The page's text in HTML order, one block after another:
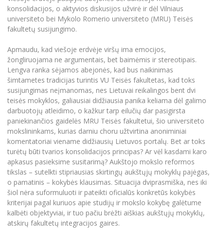
Universiteto teatras
MRU pop vokalinis ansamblis (vadovas Artūras
Novikas)
MRU merginų choras
Neformaliuoju ir (ar) savišvietos būdu įgytų
kompetencijų vertinimas ir pripažinimas
Studijų organizavimas
Erasmus+ mobilumas praktikoms (SMP)
Partnerystės
Azijos centras
Vilniaus Karaliaus Sedžiongo institutas
Frankofoniškų šalių studijų centras
Emocinė gerovė
Mokslo laboratorijos
Žmogaus, aplinkos ir technologijų (HET)
Doktorantūra
Projektai
Akademinė leidyba
Mokymų LAB
Mokslo naujienos
Kasmetiniai mokslo renginiai
Veiklos dokumentai
Akademinė etika
Darbas MRU
Universiteto simbolika
Atributika
Naujienos
Tarptautiškumas
Studentams
Studentams
Darbuotojams
Partnerystės
Darbuotojams
Partnerystės
Azijos centras
Darnus vystymasis
Privatumo politika
Negalia ir individualieji poreikiai
Viešai skelbiama informacija
Sūduvos akademija
Tinklalaidės
Bakalauro studijos
Vadovų MBA
Švietimo ir kultūros vadovų MPA
Teisės LL.M.
Papildomosios studijos
Pedagogų rengimas
Doktorantūros studijos
Profesinės bakalauro studijos
Personalo valdymo centras
Privačių interesų deklaravimas
Informacija naujiems darbuotojams
Studijų Moodle (studijų vykdymui)
Darbuotojų Moodle (kompetencijų tobulinimui)
Studijų tvarkaraštis
Informacinė sistema "Studijos"
konsolidacijos, o aktyvios diskusijos užvirė ir dėl Vilniaus
universiteto bei Mykolo Romerio universiteto (MRU) Teisės
fakultetų susijungimo.
Apmaudu, kad viešoje erdvėje viršų ima emocijos,
žongliruojama ne argumentais, bet baimėmis ir stereotipais.
Lengva ranka sėjamos abejonės, kad bus naikinimas
šimtametes tradicijas turintis VU Teisės fakultetas, kad toks
susijungimas neįmanomas, nes Lietuvai reikalingos bent dvi
teisės mokyklos, galiausiai didžiausia panika keliama dėl galimo
darbuotojų atleidimo, o kažkur tarp eilučių dar pasigirsta
paniekinančios gaidelės MRU Teisės fakultetui, šio universiteto
mokslininkams, kurias darniu choru užtvirtina anoniminiai
komentatoriai viename didžiausių Lietuvos portalų. Bet ar toks
turėtų būti tvarios konsolidacijos principas? Ar vėl kasdami karo
apkasus pasieksime susitarimą? Aukštojo mokslo reformos
tikslas – sutelkti stipriausias skirtingų aukštųjų mokyklų pajėgas,
o pamatinis – kokybės klausimas. Situacija dviprasmiška, nes iki
šiol nėra suformuluoti ir pateikti oficialūs konkretūs kokybės
kriterijai pagal kuriuos apie studijų ir mokslo kokybę galėtume
kalbėti objektyviai, ir tuo pačiu brėžti aiškias aukštųjų mokyklų,
atskirų fakultetų integracijos gaires.